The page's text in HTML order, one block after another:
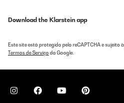
Download the Klarstein app
Este site está protegido pelo reCAPTCHA e sujeito à
Termos de Serviçoda Google.